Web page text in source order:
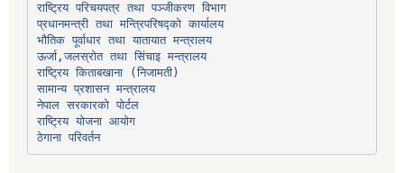
राष्ट्रिय परिचयपत्र तथा पञ्‍जीकरण विभाग
प्रधानमन्त्री तथा मन्त्रिपरिषद्को कार्यालय
भौतिक पूर्वाधार तथा यातायात मन्त्रालय
ऊर्जा,जलस्रोत तथा सिंचाइ मन्त्रालय
सामान्य प्रशासन मन्त्रालय
नेपाल सरकारको पोर्टल
राष्ट्रिय योजना आयोग
ठेगाना परिवर्तन